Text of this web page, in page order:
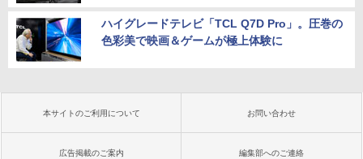
ハイグレードテレビ「TCL Q7D Pro」。圧巻の
色彩美で映画＆ゲームが極上体験に
本サイトのご利用について お問い合わせ
広告掲載のご案内 編集部へのご連絡